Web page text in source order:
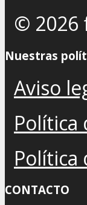
© 2026
Nuestras
Aviso
Política
Política
CONTACTO